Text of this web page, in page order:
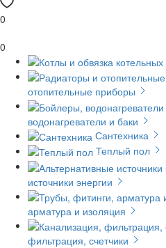
0
0
отопительные приборы
водонагреватели и баки
Сантехника
Теплый пол
источники энергии
арматура и изоляция
фильтрация, счетчики